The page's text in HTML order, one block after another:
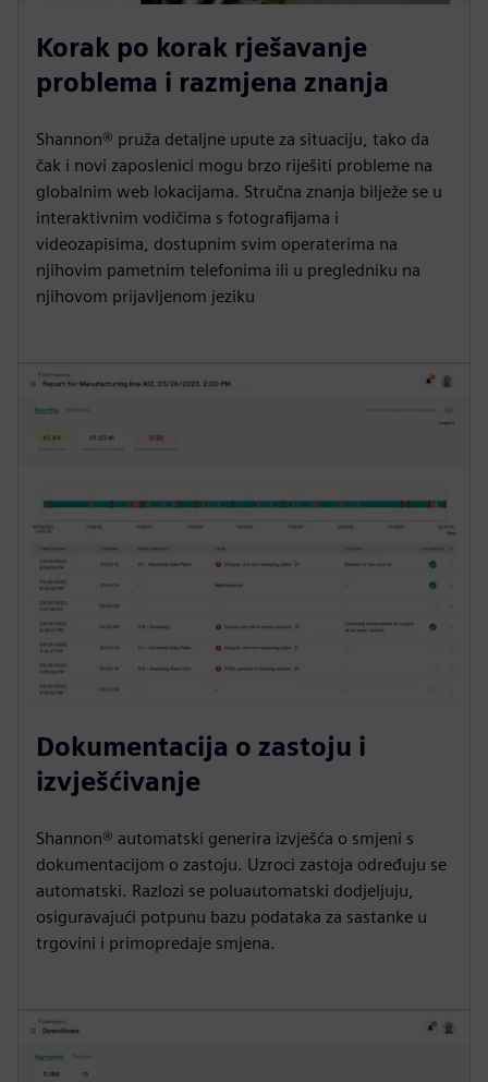
Korak po korak rješavanje
problema i razmjena znanja
Shannon® pruža detaljne upute za situaciju, tako da
čak i novi zaposlenici mogu brzo riješiti probleme na
globalnim web lokacijama. Stručna znanja bilježe se u
interaktivnim vodičima s fotografijama i
videozapisima, dostupnim svim operaterima na
njihovim pametnim telefonima ili u pregledniku na
njihovom prijavljenom jeziku
Dokumentacija o zastoju i
izvješćivanje
Shannon® automatski generira izvješća o smjeni s
dokumentacijom o zastoju. Uzroci zastoja određuju se
automatski. Razlozi se poluautomatski dodjeljuju,
osiguravajući potpunu bazu podataka za sastanke u
trgovini i primopredaje smjena.